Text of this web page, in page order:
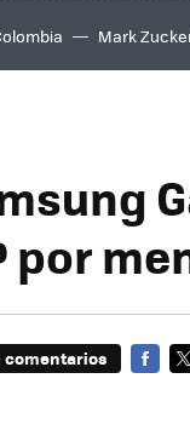
Mark
IA TCL C8K
por
comentarios